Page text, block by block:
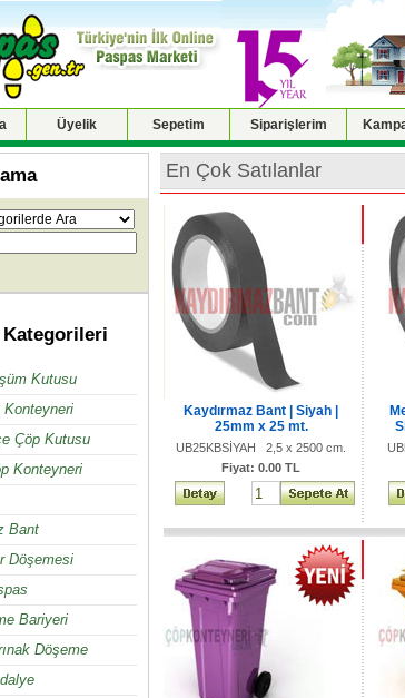
Üyelik Sepetim Siparişlerim
Kategorileri
Kutusu
Konteyneri
Çöp Kutusu
Konteyneri
Bant
Döşemesi
Bariyeri
Döşeme
En Çok Satılanlar
Kaydırmaz Bant | Siyah |
25mm x 25 mt.
UB25KBSİYAH 2,5 x 2500 cm.
Fiyat: 0.00 TL